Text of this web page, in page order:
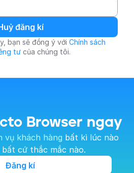
đăng kí
bạn sẽ đồng ý với Chính sách
tư của chúng tôi.
Browser ngay
vụ khách hàng bất kì lúc nào
cứ thắc mắc nào.
Đăng kí